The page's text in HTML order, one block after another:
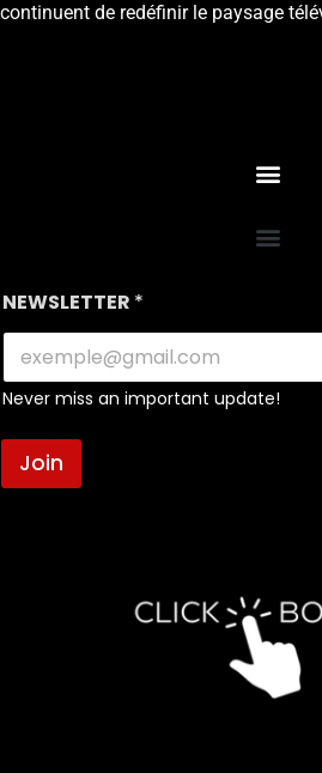
continuent de redéfinir le paysage
NEWSLETTER *
Never miss an important update!
Join